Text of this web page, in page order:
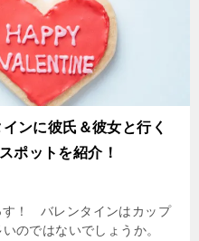
ンに彼氏＆彼女と行く
ポットを紹介！
す！ バレンタインはカップ
のではないでしょうか。